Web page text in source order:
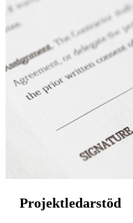
Projektledarstöd